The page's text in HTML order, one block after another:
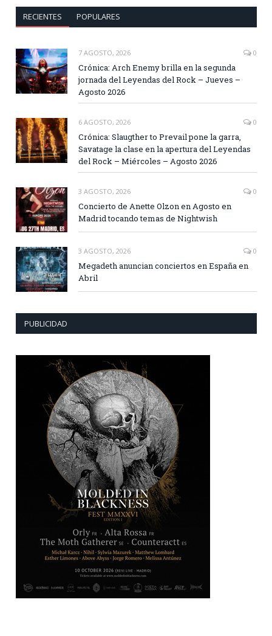
RECIENTES POPULARES
7 AGOSTO, 2026 0
Crónica: Arch Enemy brilla en la segunda
jornada del Leyendas del Rock – Jueves –
Agosto 2026
6 AGOSTO, 2026 0
Crónica: Slaugther to Prevail pone la garra,
Savatage la clase en la apertura del Leyendas
del Rock – Miércoles – Agosto 2026
3 AGOSTO, 2026 0
Concierto de Anette Olzon en Agosto en
Madrid tocando temas de Nightwish
3 AGOSTO, 2026 0
Megadeth anuncian conciertos en España en
Abril
PUBLICIDAD